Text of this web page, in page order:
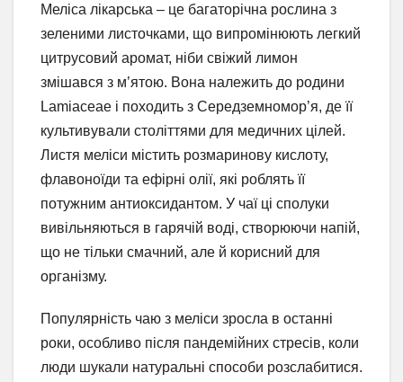
Меліса лікарська – це багаторічна рослина з
зеленими листочками, що випромінюють легкий
цитрусовий аромат, ніби свіжий лимон
змішався з м’ятою. Вона належить до родини
Lamiaceae і походить з Середземномор’я, де її
культивували століттями для медичних цілей.
Листя меліси містить розмаринову кислоту,
флавоноїди та ефірні олії, які роблять її
потужним антиоксидантом. У чаї ці сполуки
вивільняються в гарячій воді, створюючи напій,
що не тільки смачний, але й корисний для
організму.
Популярність чаю з меліси зросла в останні
роки, особливо після пандемійних стресів, коли
люди шукали натуральні способи розслабитися.